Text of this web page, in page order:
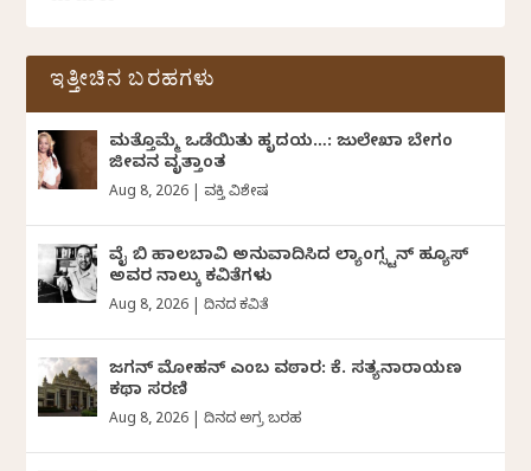
ಇತ್ತೀಚಿನ ಬರಹಗಳು
ಮತ್ತೊಮ್ಮೆ ಒಡೆಯಿತು ಹೃದಯ…: ಜುಲೇಖಾ ಬೇಗಂ
ಜೀವನ ವೃತ್ತಾಂತ
Aug 8, 2026 ವ್ಯಕ್ತಿ ವಿಶೇಷ
ವೈ ಬಿ ಹಾಲಬಾವಿ ಅನುವಾದಿಸಿದ ಲ್ಯಾಂಗ್ಸ್ಟನ್ ಹ್ಯೂಸ್
ಅವರ ನಾಲ್ಕು ಕವಿತೆಗಳು
Aug 8, 2026 |ದಿನದ ಕವಿತೆ
ಜಗನ್‌ ಮೋಹನ್‌ ಎಂಬ ವಠಾರ: ಕೆ. ಸತ್ಯನಾರಾಯಣ
ಕಥಾ ಸರಣಿ
Aug 8, 2026 |ದಿನದ ಅಗ್ರ ಬರಹ